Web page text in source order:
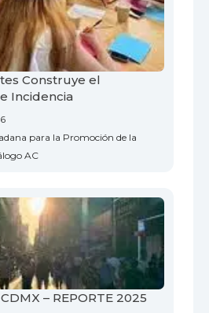
Construye el
Incidencia
para la Promoción de la
AC
– REPORTE 2025